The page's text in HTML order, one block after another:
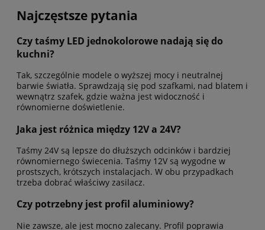
Najczęstsze pytania
Czy taśmy LED jednokolorowe nadają się do
kuchni?
Tak, szczególnie modele o wyższej mocy i neutralnej
barwie światła. Sprawdzają się pod szafkami, nad blatem i
wewnątrz szafek, gdzie ważna jest widoczność i
równomierne doświetlenie.
Jaka jest różnica między 12V a 24V?
Taśmy 24V są lepsze do dłuższych odcinków i bardziej
równomiernego świecenia. Taśmy 12V są wygodne w
prostszych, krótszych instalacjach. W obu przypadkach
trzeba dobrać właściwy zasilacz.
Czy potrzebny jest profil aluminiowy?
Nie zawsze, ale jest mocno zalecany. Profil poprawia